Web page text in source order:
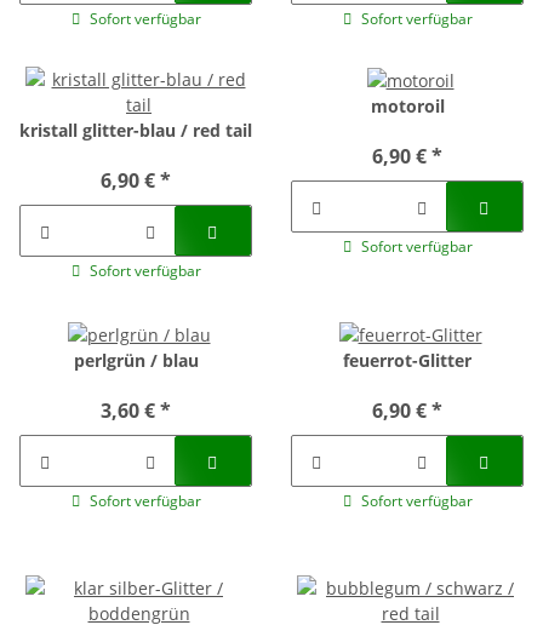
Sofort verfügbar Sofort verfügbar
kristall glitter-blau / red tail
6,90 €*
Sofort verfügbar
motoroil
6,90 €*
Sofort verfügbar
perlgrün / blau
3,60 €*
Sofort verfügbar
feuerrot-Glitter
6,90 €*
Sofort verfügbar